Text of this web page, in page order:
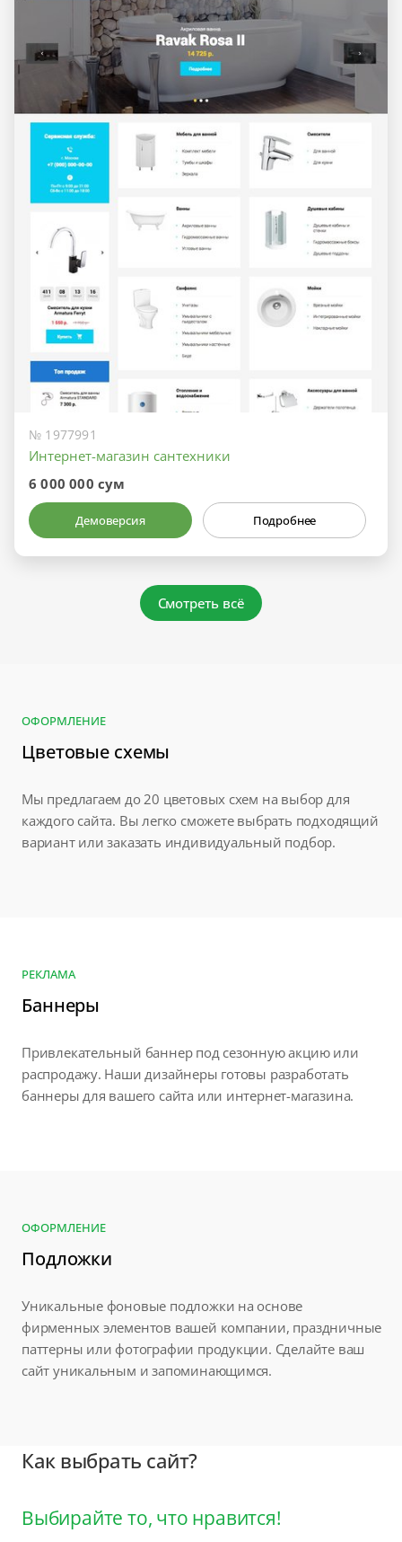
№ 1977991
Интернет-магазин сантехники
6 000 000 сум
Демоверсия Подробнее
Смотреть всё
ОФОРМЛЕНИЕ
Цветовые схемы
Мы предлагаем до 20 цветовых схем на выбор для
каждого сайта. Вы легко сможете выбрать подходящий
вариант или заказать индивидуальный подбор.
РЕКЛАМА
Баннеры
Привлекательный баннер под сезонную акцию или
распродажу. Наши дизайнеры готовы разработать
баннеры для вашего сайта или интернет-магазина.
ОФОРМЛЕНИЕ
Подложки
Уникальные фоновые подложки на основе
фирменных элементов вашей компании, праздничные
паттерны или фотографии продукции. Сделайте ваш
сайт уникальным и запоминающимся.
Как выбрать сайт?
Выбирайте то, что нравится!